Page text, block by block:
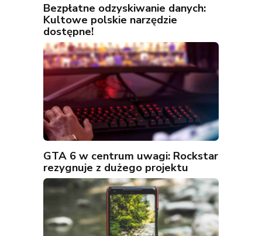
Bezpłatne odzyskiwanie danych:
Kultowe polskie narzędzie
dostępne!
GTA 6 w centrum uwagi: Rockstar
rezygnuje z dużego projektu